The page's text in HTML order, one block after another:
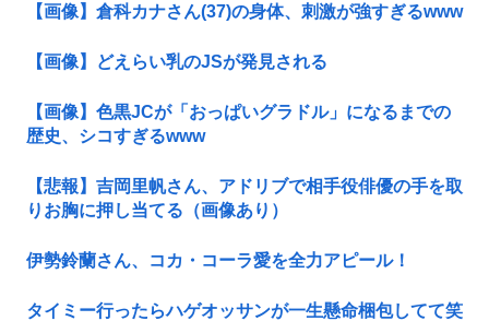
【画像】倉科カナさん(37)の身体、刺激が強すぎるwww
【画像】どえらい乳のJSが発見される
【画像】色黒JCが「おっぱいグラドル」になるまでの
歴史、シコすぎるwww
【悲報】吉岡里帆さん、アドリブで相手役俳優の手を取
りお胸に押し当てる（画像あり）
伊勢鈴蘭さん、コカ・コーラ愛を全力アピール！
タイミー行ったらハゲオッサンが一生懸命梱包してて笑